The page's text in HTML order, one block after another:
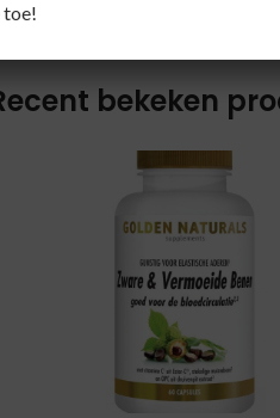
bekeken
toe!